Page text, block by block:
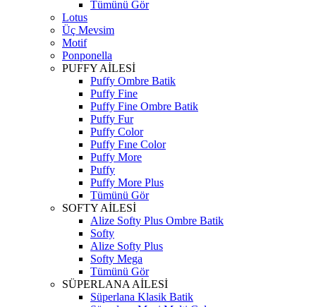
Tümünü Gör
Lotus
Üç Mevsim
Motif
Ponponella
PUFFY AİLESİ
Puffy Ombre Batik
Puffy Fine
Puffy Fine Ombre Batik
Puffy Fur
Puffy Color
Puffy Fıne Color
Puffy More
Puffy
Puffy More Plus
Tümünü Gör
SOFTY AİLESİ
Alize Softy Plus Ombre Batik
Softy
Alize Softy Plus
Softy Mega
Tümünü Gör
SÜPERLANA AİLESİ
Süperlana Klasik Batik